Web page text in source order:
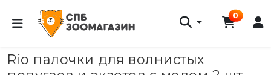
0
Rio палочки для волнистых